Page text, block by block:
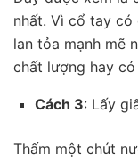
nhất. Vì cổ tay có
lan tỏa mạnh mẽ
chất lượng hay
Cách 3: Lấy
Thấm một chút